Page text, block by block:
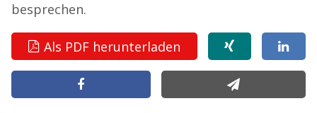
besprechen.
Als PDF herunterladen